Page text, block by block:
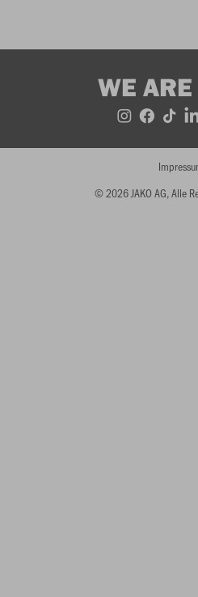
WE
© 2026 JAKO AG, Alle